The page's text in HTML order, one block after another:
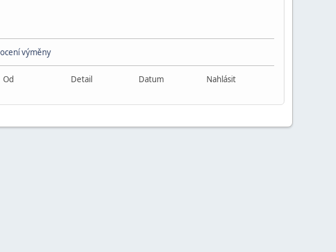
výměny
Od Detail Datum Nahlásit